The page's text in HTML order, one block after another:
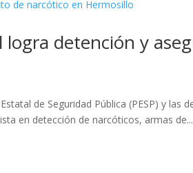
logra detención y
de Seguridad Pública (PESP) y las
en detección de narcóticos, armas de...